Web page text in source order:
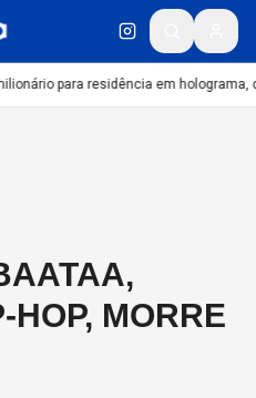
para residência em holograma,
HOP, MORRE